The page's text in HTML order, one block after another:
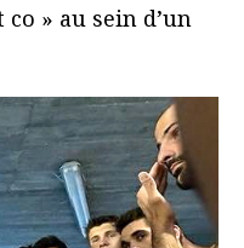
co » au sein d’un